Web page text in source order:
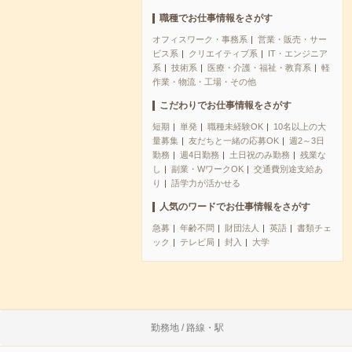
職種でお仕事情報をさがす
オフィスワーク・事務系
営業・販売・サー
ビス系
クリエイティブ系
IT・エンジニア
系
技術系 医療・介護・福祉・教育系
軽
作業・物流・工場・その他
こだわりでお仕事情報をさがす
短期 単発 職種未経験OK
10名以上の大
量募集
友だちと一緒の応募OK
週2～3日
勤務
週4日勤務 土日祝のみ勤務
残業な
し
副業・WワークOK
交通費別途支給あ
り
語学力が活かせる
人気のワードでお仕事情報をさがす
急募 年齢不問 財団法人 英語
書類チェ
ック
テレビ局 封入 大学
勤務地 / 路線・駅